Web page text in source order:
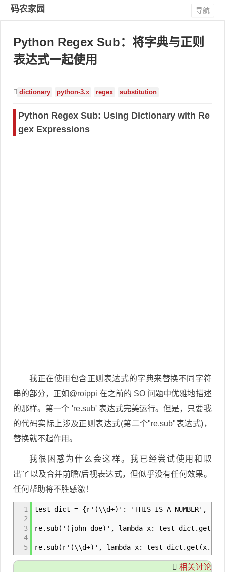
码农家园 导航
Python Regex Sub：将字典与正则
表达式一起使用
dictionary python-3.x regex substitution
Python Regex Sub: Using Dictionary with Re
gex Expressions
我正在使用包含正则表达式的字典来替换不同字符
串的部分，正如@roippi 在之前的 SO 问题中优雅地描述
的那样。第一个 're.sub' 表达式完美运行。但是，只要我
的代码实际上涉及正则表达式(第二个"re.sub"表达式)，
替换就不起作用。
我很困惑为什么会这样。我已经尝试使用和取
出"r"以及合并前瞻/后视表达式，但似乎没有任何效果。
任何帮助将不胜感激！
1
2
3
4
5
test_dict = {r'(\\d+)': 'THIS IS A NUMBER',
re.sub('(john_doe)', lambda x:
re.sub(r'(\\d+)', lambda x:
相关讨论